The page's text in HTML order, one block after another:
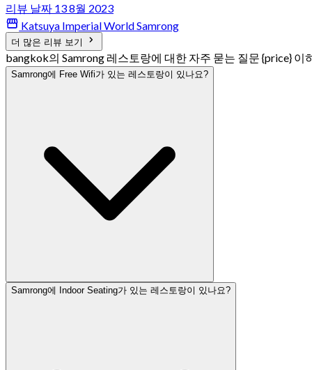
리뷰 날짜 13 8월 2023
Katsuya Imperial World Samrong
더 많은 리뷰 보기
bangkok의 Samrong 레스토랑에 대한 자주 묻는 질문 {price} 이
Samrong에 Free Wifi가 있는 레스토랑이 있나요?
Samrong에 Indoor Seating가 있는 레스토랑이 있나요?